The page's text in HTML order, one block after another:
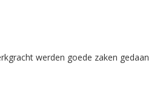
werden goede zaken gedaan